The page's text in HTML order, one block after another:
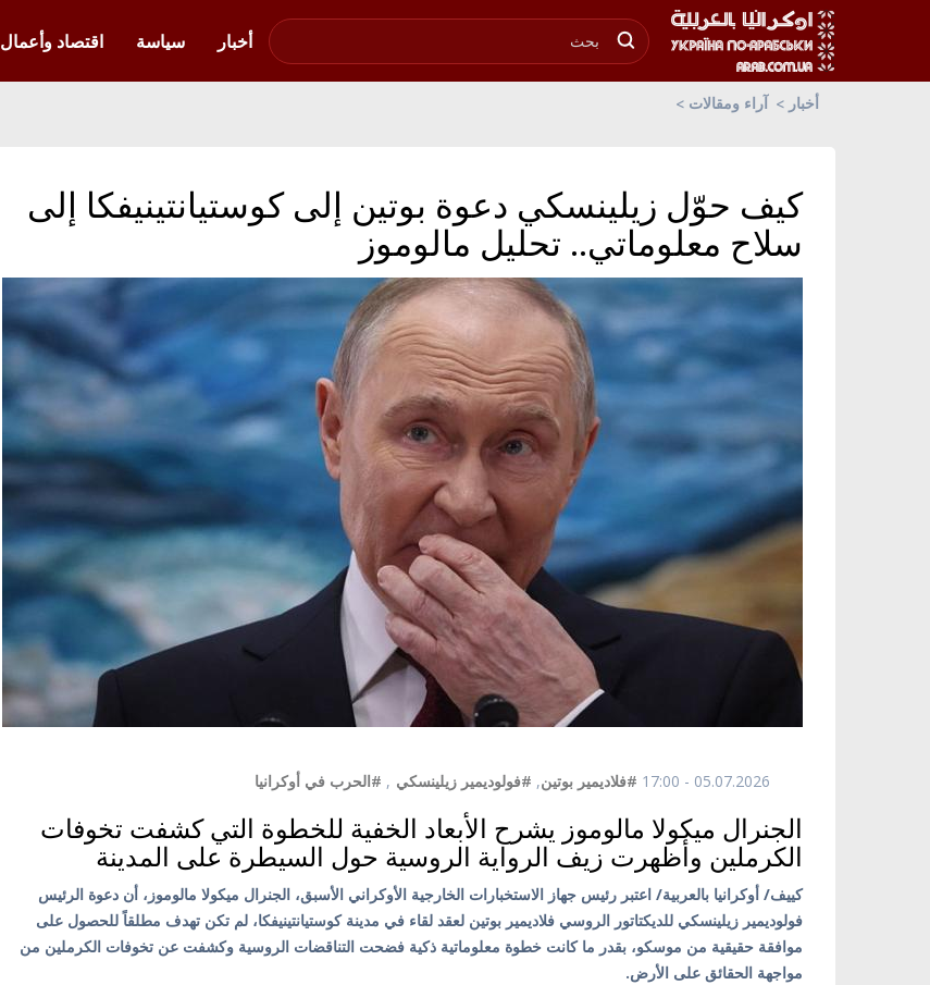
أخبار
سياسة اقتصاد وأعمال
أخبار آراء ومقالات
كيف حوّل زيلينسكي دعوة بوتين إلى كوستيانتينيفكا إلى
سلاح معلوماتي.. تحليل مالوموز
05.07.2026 - 17:00 #فلاديمير بوتين, #فولوديمير زيلينسكي , #الحرب في أوكرانيا
الجنرال ميكولا مالوموز يشرح الأبعاد الخفية للخطوة التي كشفت تخوفات
الكرملين وأظهرت زيف الرواية الروسية حول السيطرة على المدينة
كييف/ أوكرانيا بالعربية/ اعتبر رئيس جهاز الاستخبارات الخارجية الأوكراني الأسبق، الجنرال ميكولا مالوموز، أن دعوة الرئيس
فولوديمير زيلينسكي للديكتاتور الروسي فلاديمير بوتين لعقد لقاء في مدينة كوستيانتينيفكا، لم تكن تهدف مطلقاً للحصول على
موافقة حقيقية من موسكو، بقدر ما كانت خطوة معلوماتية ذكية فضحت التناقضات الروسية وكشفت عن تخوفات الكرملين من
مواجهة الحقائق على الأرض.